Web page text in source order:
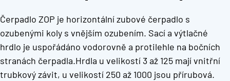
Čerpadlo ZOP je horizontální zubové čerpadlo s
ozubenými koly s vnějším ozubením. Sací a výtlačné
hrdlo je uspořádáno vodorovně a protilehle na bočních
stranách čerpadla.Hrdla u velikostí 3 až 125 mají vnitřní
trubkový závit, u velikostí 250 až 1000 jsou přírubová.